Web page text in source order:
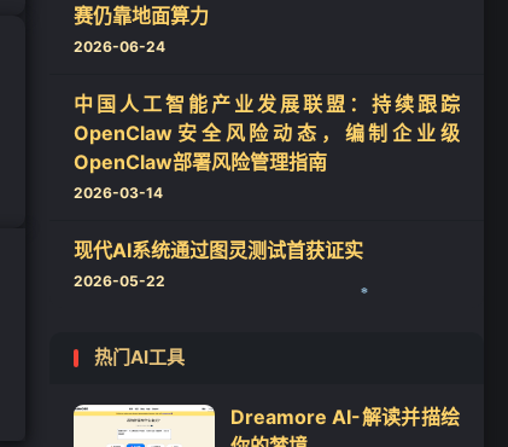
赛仍靠地面算力
2026-06-24
中国人工智能产业发展联盟：持续跟踪
OpenClaw安全风险动态，编制企业级
OpenClaw部署风险管理指南
2026-03-14
现代AI系统通过图灵测试首获证实
2026-05-22
热门AI工具
Dreamore AI-解读并描绘